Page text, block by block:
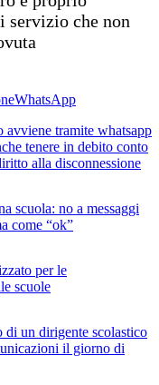
servizio che non
WhatsApp
avviene tramite whatsapp
tenere in debito conto
alla disconnessione
scuola: no a messaggi
come “ok”
per le
scuole
di un dirigente scolastico
il giorno di